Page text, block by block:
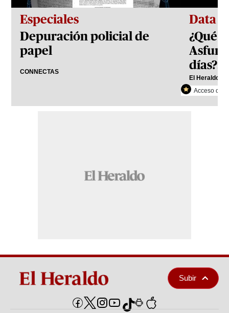
Especiales
Depuración policial de
papel
CONNECTAS
Data
¿Qué
días?:
El Heraldo
Acceso con
Subir